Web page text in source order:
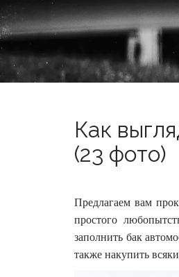
Как
(23 фото)
Предлагаем вам
простого
заполнить бак
также накупить